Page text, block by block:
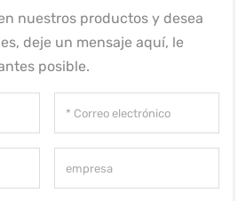
nuestros productos y desea
deje un mensaje aquí, le
posible.